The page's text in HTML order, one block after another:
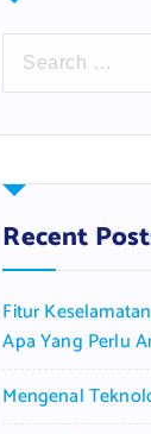
r
h
f
o
:
Recent
Fitur
Apa Yang Perlu
Mengenal